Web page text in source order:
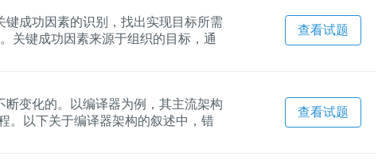
成功因素的识别，找出实现目标所需
关键成功因素来源于组织的目标，通
查看试题
变化的。以编译器为例，其主流架构
。以下关于编译器架构的叙述中，错
查看试题